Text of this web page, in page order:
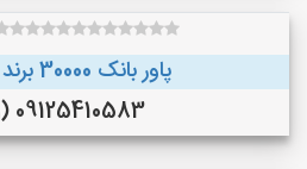
پاور بانک 30000 برند xo pr189
09125410583 (زنجان )